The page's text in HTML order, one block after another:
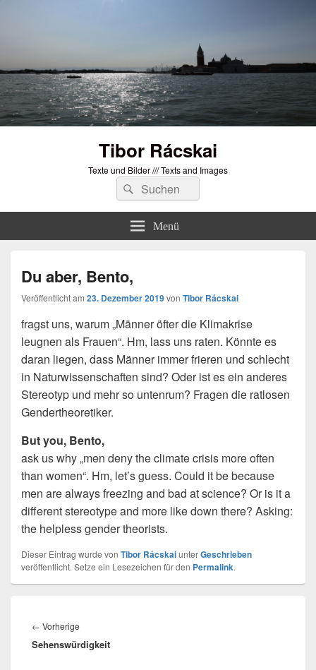
Tibor Rácskai
Texte und Bilder /// Texts and Images
Suchen
nach:
Suchen
Menü
Du aber, Bento,
Veröffentlicht am 23. Dezember 2019von Tibor Rácskai
fragst uns, warum „Männer öfter die Klimakrise
leugnen als Frauen“. Hm, lass uns raten. Könnte es
daran liegen, dass Männer immer frieren und schlecht
in Naturwissenschaften sind? Oder ist es ein anderes
Stereotyp und mehr so untenrum? Fragen die ratlosen
Gendertheoretiker.
But you, Bento,
ask us why „men deny the climate crisis more often
than women“. Hm, let’s guess. Could it be because
men are always freezing and bad at science? Or is it a
different stereotype and more like down there? Asking:
the helpless gender theorists.
Dieser Eintrag wurde von Tibor RácskaiunterGeschrieben
veröffentlicht. Setze ein Lesezeichen für den Permalink.
← Vorherige
Beitrag:
Sehenswürdigkeit